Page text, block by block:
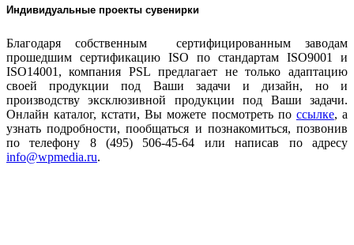
Индивидуальные проекты сувенирки
Благодаря собственным сертифицированным заводам
прошедшим сертификацию ISO по стандартам ISO9001 и
ISO14001, компания PSL предлагает не только адаптацию
своей продукции под Ваши задачи и дизайн, но и
производству эксклюзивной продукции под Ваши задачи.
Онлайн каталог, кстати, Вы можете посмотреть по ссылке, а
узнать подробности, пообщаться и познакомиться, позвонив
по телефону 8 (495) 506-45-64 или написав по адресу
info@wpmedia.ru.